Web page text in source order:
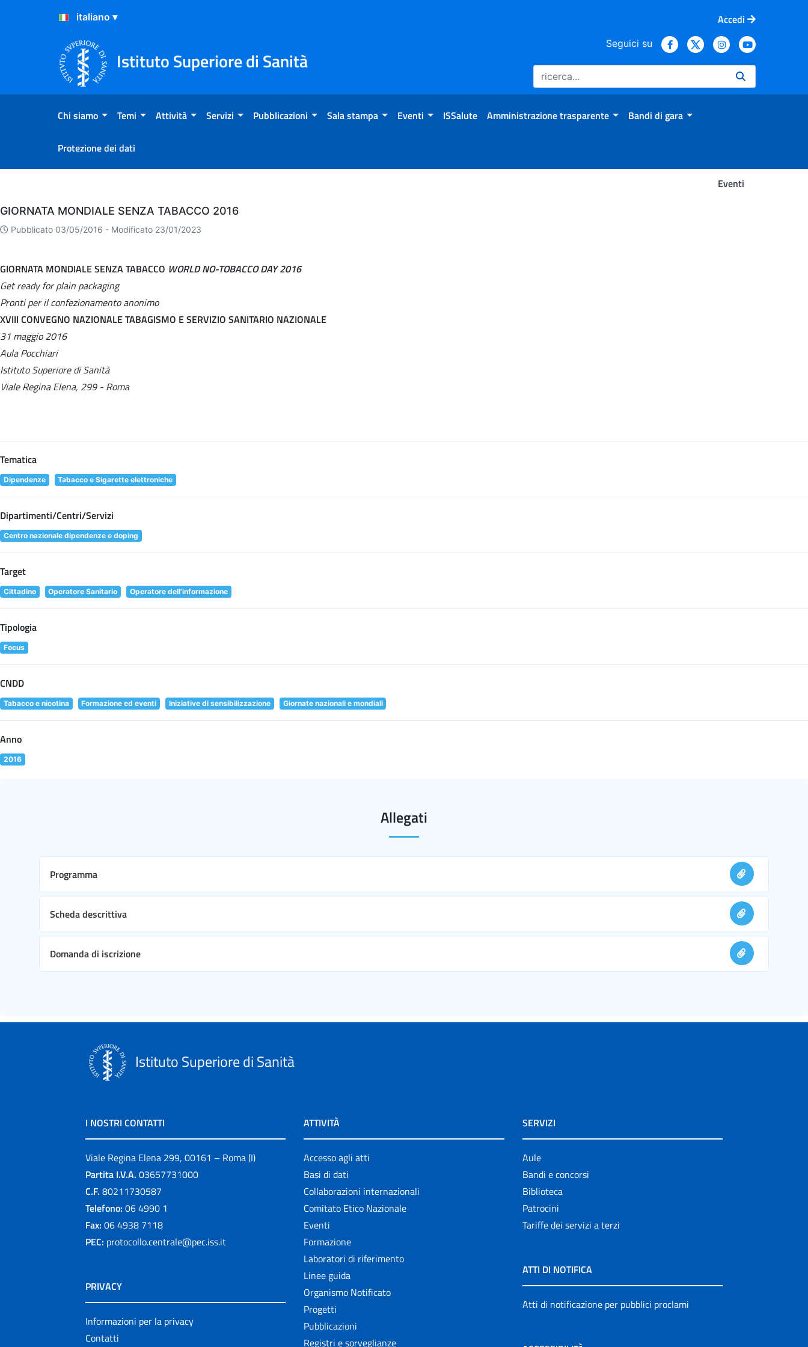
Salta al Contenuto
Salta al Footer
Accedi
Istituto Superiore di Sanità
Seguici su
Chi siamo Temi Attività Servizi Pubblicazioni Sala stampa Eventi ISSalute Amministrazione trasparente Bandi di gara
Protezione dei dati
Eventi
Eventi
GIORNATA MONDIALE SENZA TABACCO 2016
Pubblicato 03/05/2016 - Modificato 23/01/2023
GIORNATA MONDIALE SENZA TABACCO WORLD NO-TOBACCO DAY 2016
Get ready for plain packaging
Pronti per il confezionamento anonimo
XVIII CONVEGNO NAZIONALE TABAGISMO E SERVIZIO SANITARIO NAZIONALE
31 maggio 2016
Aula Pocchiari
Istituto Superiore di Sanità
Viale Regina Elena, 299 - Roma
Tematica
Dipendenze Tabacco e Sigarette elettroniche
Dipartimenti/Centri/Servizi
Centro nazionale dipendenze e doping
Target
Cittadino Operatore Sanitario Operatore dell'informazione
Tipologia
Focus
CNDD
Tabacco e nicotina Formazione ed eventi Iniziative di sensibilizzazione Giornate nazionali e mondiali
Anno
2016
Allegati
Programma
Scheda descrittiva
Domanda di iscrizione
Istituto Superiore di Sanità
I NOSTRI CONTATTI
Viale Regina Elena 299, 00161 – Roma (I)
Partita I.V.A. 03657731000
C.F. 80211730587
Telefono: 06 4990 1
Fax: 06 4938 7118
PEC: protocollo.centrale@pec.iss.it
PRIVACY
Informazioni per la privacy
Contatti
ATTIVITÀ
Accesso agli atti
Basi di dati
Collaborazioni internazionali
Comitato Etico Nazionale
Eventi
Formazione
Laboratori di riferimento
Linee guida
Organismo Notificato
Progetti
Pubblicazioni
Registri e sorveglianze
SERVIZI
Aule
Bandi e concorsi
Biblioteca
Patrocini
Tariffe dei servizi a terzi
ATTI DI NOTIFICA
Atti di notificazione per pubblici proclami